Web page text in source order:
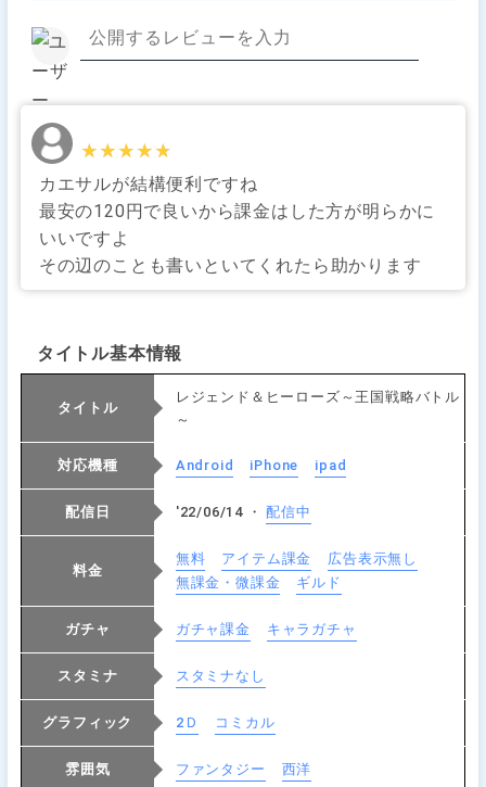
★★★★★
★★★★★
カエサルが結構便利ですね
最安の120円で良いから課金はした方が明らかに
いいですよ
その辺のことも書いといてくれたら助かります
タイトル基本情報
タイトル
レジェンド＆ヒーローズ～王国戦略バトル
～
対応機種 Android iPhone ipad
配信日 '22/06/14 ・配信中
料金
無料 アイテム課金
広告表示無し
無課金・微課金
ギルド
ガチャ ガチャ課金 キャラガチャ
スタミナ スタミナなし
グラフィック 2Ｄ コミカル
雰囲気 ファンタジー 西洋